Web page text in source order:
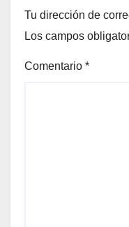
Tu dirección de
Los campos
Comentario *